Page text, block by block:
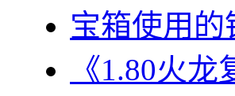
宝箱使用
《1.80火